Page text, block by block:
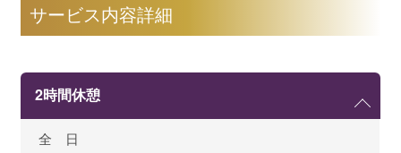
サービス内容詳細
2時間休憩
全 日